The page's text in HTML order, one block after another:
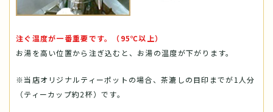
注ぐ温度が一番重要です。（95℃以上）
お湯を高い位置から注ぎ込むと、お湯の温度が下がります。
※当店オリジナルティーポットの場合、茶漉しの目印までが1人分
（ティーカップ約2杯）です。